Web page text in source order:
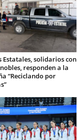
Estatales, solidarios con
responden a la
“Reciclando por